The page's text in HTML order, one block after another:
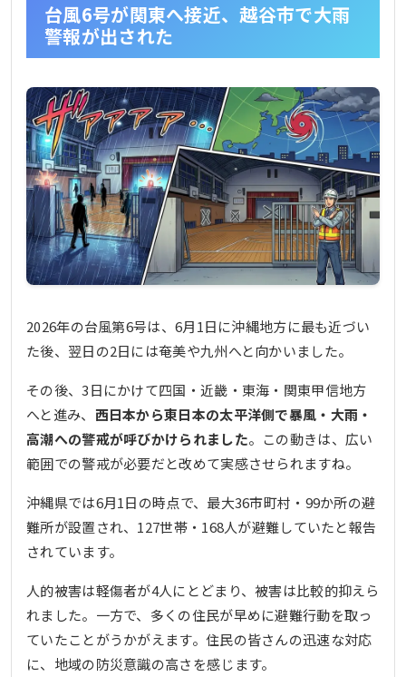
台風6号が関東へ接近、越谷市で大雨
警報が出された
2026年の台風第6号は、6月1日に沖縄地方に最も近づい
た後、翌日の2日には奄美や九州へと向かいました。
その後、3日にかけて四国・近畿・東海・関東甲信地方
へと進み、 西日本から東日本の太平洋側で暴風・大雨・
高潮への警戒が呼びかけられました。この動きは、広い
範囲での警戒が必要だと改めて実感させられますね。
沖縄県では6月1日の時点で、最大36市町村・99か所の避
難所が設置され、127世帯・168人が避難していたと報告
されています。
人的被害は軽傷者が4人にとどまり、被害は比較的抑えら
れました。一方で、多くの住民が早めに避難行動を取っ
ていたことがうかがえます。住民の皆さんの迅速な対応
に、地域の防災意識の高さを感じます。